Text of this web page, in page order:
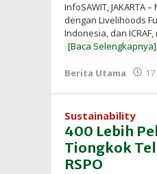
InfoSAWIT, JAKARTA
dengan Livelihoods
Indonesia, dan
[Baca Selengkapnya]
Berita Utama
Sustainability
400 Lebih
Tiongkok
RSPO